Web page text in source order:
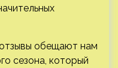
обещают нам
сезона, который